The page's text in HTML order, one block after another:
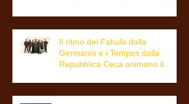
Il ritmo dei Fabula dalla
Germania e i Tempus dalla
Repubblica Ceca animano il